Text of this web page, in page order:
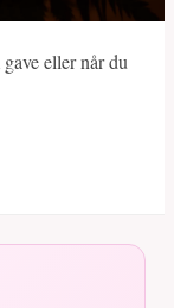
eller når du